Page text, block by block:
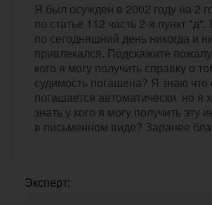
Я был осужден в 2002 году на 2
по статье 112 часть 2-я пункт "д".
по сегодняшний день никогда и
привлекался. Подскажите
кого я могу получить справку о
судимость погашена? Я знаю что
погашается автоматически, но я
знать у кого я могу получить
в письменном виде? Заранее
Эксперт: